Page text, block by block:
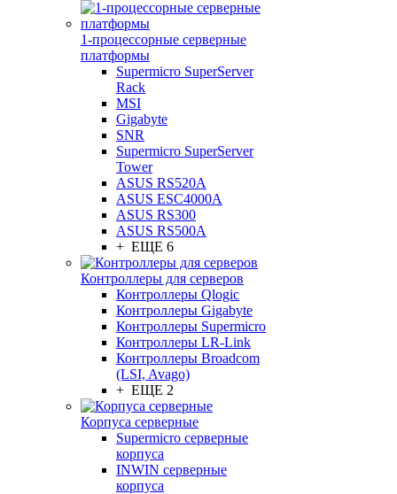
1-процессорные серверные
платформы
Supermicro SuperServer
Rack
MSI
Gigabyte
SNR
Supermicro SuperServer
Tower
ASUS RS520A
ASUS ESC4000A
ASUS RS300
ASUS RS500A
+ ЕЩЕ 6
Контроллеры для серверов
Контроллеры Qlogic
Контроллеры Gigabyte
Контроллеры Supermicro
Контроллеры LR-Link
Контроллеры Broadcom
(LSI, Avago)
+ ЕЩЕ 2
Корпуса серверные
Supermicro серверные
корпуса
INWIN серверные
корпуса